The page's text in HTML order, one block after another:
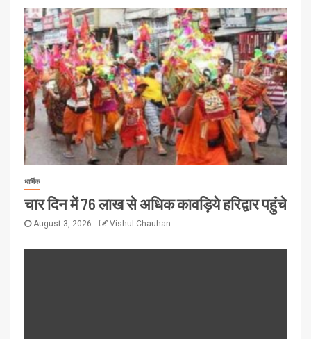
धार्मिक
चार दिन में 76 लाख से अधिक कावड़िये हरिद्वार पहुंचे
August 3, 2026 Vishul Chauhan